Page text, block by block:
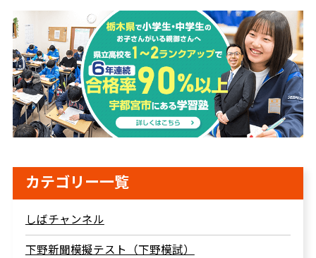
カテゴリー一覧
しばチャンネル
下野新聞模擬テスト（下野模試）